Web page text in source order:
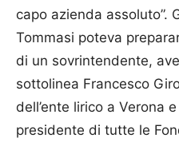
capo azienda assoluto”.
Tommasi poteva
di un sovrintendente,
sottolinea Francesco
dell’ente lirico a Verona
presidente di tutte le